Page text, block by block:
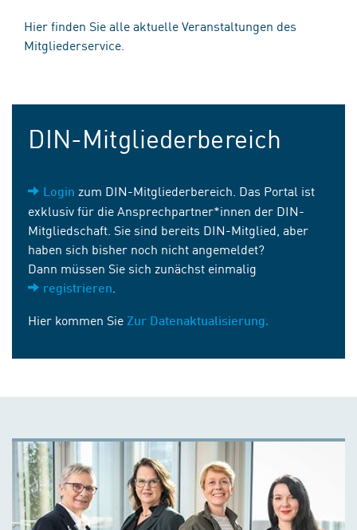
Hier finden Sie alle aktuelle Veranstaltungen des
Mitgliederservice.
DIN-Mitgliederbereich
Login zum DIN-Mitgliederbereich. Das Portal ist
exklusiv für die Ansprechpartner*innen der DIN-
Mitgliedschaft. Sie sind bereits DIN-Mitglied, aber
haben sich bisher noch nicht angemeldet?
Dann müssen Sie sich zunächst einmalig
registrieren
Hier kommen Sie Zur Datenaktualisierung.